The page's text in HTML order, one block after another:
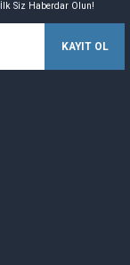
Siz Haberdar Olun!
KAYIT OL